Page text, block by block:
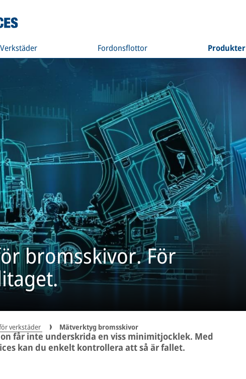
Verkstäder Fordonsflottor Produkter
bromsskivor. För
verkstäder Mätverktyg bromsskivor
får inte underskrida en viss minimitjocklek. Med
kan du enkelt kontrollera att så är fallet.